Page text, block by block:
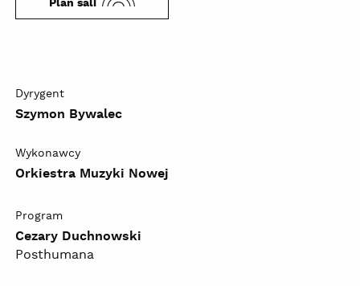
Plan sali
Dyrygent
Szymon Bywalec
Wykonawcy
Orkiestra Muzyki Nowej
Program
Cezary Duchnowski
Posthumana